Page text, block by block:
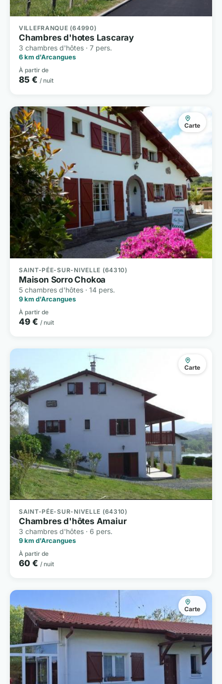
VILLEFRANQUE (64990)
Chambres d'hotes Lascaray
3 chambres d'hôtes · 7 pers.
6 km d'Arcangues
À partir de
85 € / nuit
Carte
SAINT-PÉE-SUR-NIVELLE (64310)
Maison Sorro Chokoa
5 chambres d'hôtes · 14 pers.
9 km d'Arcangues
À partir de
49 € / nuit
Carte
SAINT-PÉE-SUR-NIVELLE (64310)
Chambres d'hôtes Amaiur
3 chambres d'hôtes · 6 pers.
9 km d'Arcangues
À partir de
60 € / nuit
Carte